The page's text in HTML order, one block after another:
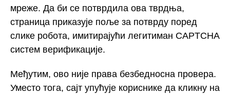
мреже. Да би се потврдила ова тврдња,
страница приказује поље за потврду поред
слике робота, имитирајући легитиман CAPTCHA
систем верификације.
Међутим, ово није права безбедносна провера.
Уместо тога, сајт упућује кориснике да кликну на